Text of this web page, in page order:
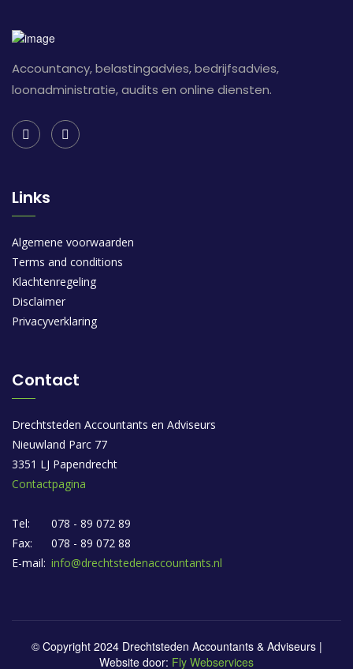
Accountancy, belastingadvies, bedrijfsadvies,
loonadministratie, audits en online diensten.
Links
Algemene voorwaarden
Terms and conditions
Klachtenregeling
Disclaimer
Privacyverklaring
Contact
Drechtsteden Accountants en Adviseurs
Nieuwland Parc 77
3351 LJ Papendrecht
Contactpagina
Tel:
078 - 89 072 89
Fax:
078 - 89 072 88
E-mail: info@drechtstedenaccountants.nl
© Copyright 2024 Drechtsteden Accountants & Adviseurs |
Website door: Fly Webservices